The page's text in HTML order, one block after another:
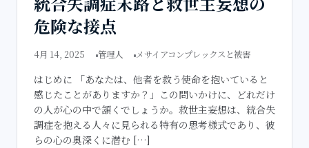
危険な接点
4月 14, 2025 管理人 メサイアコンプレックスと被害
はじめに 「あなたは、他者を救う使命を抱いていると
感じたことがありますか？」この問いかけに、どれだけ
の人が心の中で頷くでしょうか。救世主妄想は、統合失
調症を抱える人々に見られる特有の思考様式であり、彼
らの心の奥深くに潜む […]